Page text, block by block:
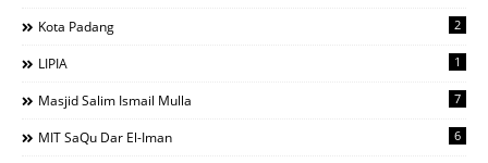
Kota Padang 2
LIPIA 1
Masjid Salim Ismail Mulla 7
MIT SaQu Dar El-Iman 6